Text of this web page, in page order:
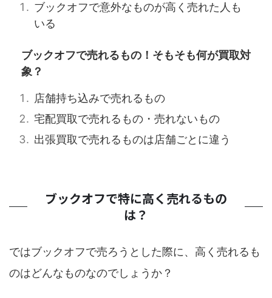
ブックオフで意外なものが高く売れた人も
いる
ブックオフで売れるもの！そもそも何が買取対
象？
店舗持ち込みで売れるもの
宅配買取で売れるもの・売れないもの
出張買取で売れるものは店舗ごとに違う
ブックオフで特に高く売れるもの
は？
ではブックオフで売ろうとした際に、高く売れるも
のはどんなものなのでしょうか？